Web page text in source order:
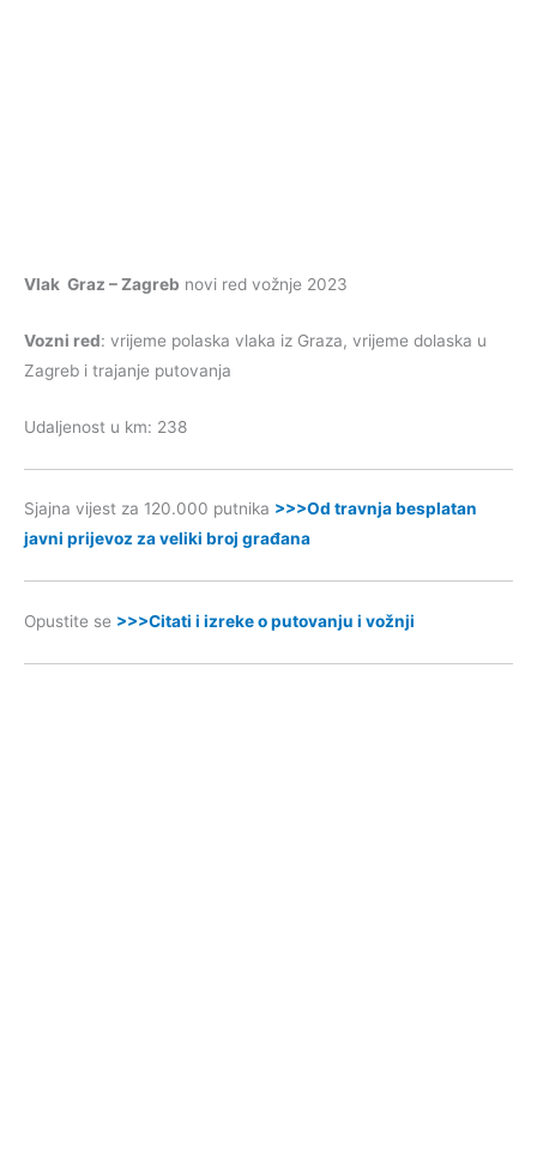
Vlak Graz – Zagreb novi red vožnje 2023
Vozni red: vrijeme polaska vlaka iz Graza, vrijeme dolaska u
Zagreb i trajanje putovanja
Udaljenost u km: 238
Sjajna vijest za 120.000 putnika >>>Od travnja besplatan
javni prijevoz za veliki broj građana
Opustite se >>>Citati i izreke o putovanju i vožnji